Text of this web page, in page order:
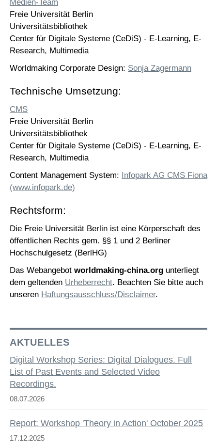
Medien-Team
Freie Universität Berlin
Universitätsbibliothek
Center für Digitale Systeme (CeDiS) - E-Learning, E-
Research, Multimedia
Worldmaking Corporate Design: Sonja Zagermann
Technische Umsetzung:
CMS
Freie Universität Berlin
Universitätsbibliothek
Center für Digitale Systeme (CeDiS) - E-Learning, E-
Research, Multimedia
Content Management System: Infopark AG CMS Fiona
(www.infopark.de)
Rechtsform:
Die Freie Universität Berlin ist eine Körperschaft des
öffentlichen Rechts gem. §§ 1 und 2 Berliner
Hochschulgesetz (BerlHG)
Das Webangebot worldmaking-china.org unterliegt
dem geltenden Urheberrecht. Beachten Sie bitte auch
unseren Haftungsausschluss/Disclaimer.
AKTUELLES
Digital Workshop Series: Digital Dialogues. Full
List of Past Events and Selected Video
Recordings.
08.07.2026
Report: Workshop 'Theory in Action' October 2025
17.12.2025